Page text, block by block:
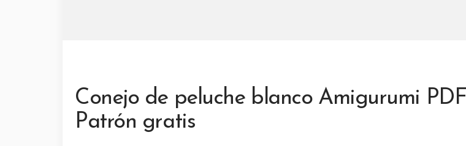
Conejo de peluche blanco Amigurumi PDF
Patrón gratis